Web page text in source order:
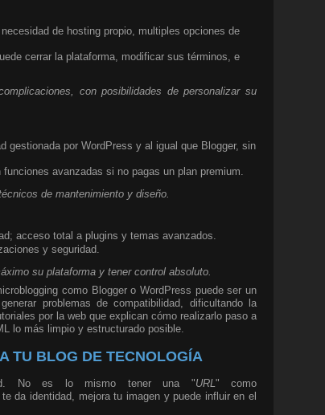
de hosting propio, multiples opciones de
cerrar la plataforma, modificar sus términos, e
con posibilidades de personalizar su
gestionada por WordPress y al igual que Blogger, sin
avanzadas si no pagas un plan premium.
de mantenimiento y diseño.
acceso total a plugins y temas avanzados.
y seguridad.
su plataforma y tener control absoluto.
como Blogger o WordPress puede ser un
problemas de compatibilidad, dificultando la
por la web que explican cómo realizarlo paso a
lo más limpio y estructurado posible.
TU BLOG DE TECNOLOGÍA
No es lo mismo tener una "URL " como
te da identidad, mejora tu imagen y puede influir en el